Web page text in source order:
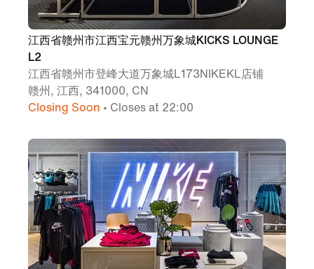
江西省赣州市江西宝元赣州万象城KICKS LOUNGE
L2
江西省赣州市登峰大道万象城L173NIKEKL店铺
赣州, 江西, 341000, CN
Closing Soon • Closes at 22:00